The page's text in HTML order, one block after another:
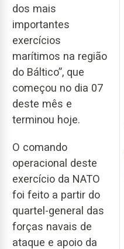
dos mais
importantes
exercícios
marítimos na região
do Báltico”, que
começou no dia 07
deste mês e
terminou hoje.
O comando
operacional deste
exercício da NATO
foi feito a partir do
quartel-general das
forças navais de
ataque e apoio da